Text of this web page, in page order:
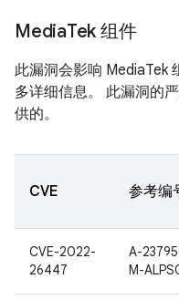
MediaTek 组件
此漏洞会影响 MediaTek
多详细信息。 此漏洞的
供的。
CVE 参考编
CVE-2022-
26447
A-
M-